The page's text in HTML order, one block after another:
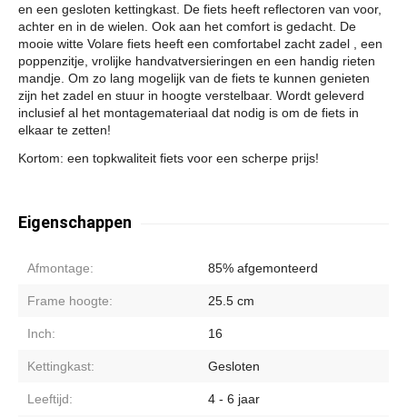
en een gesloten kettingkast. De fiets heeft reflectoren van voor,
achter en in de wielen. Ook aan het comfort is gedacht. De
mooie witte Volare fiets heeft een comfortabel zacht zadel , een
poppenzitje, vrolijke handvatversieringen en een handig rieten
mandje. Om zo lang mogelijk van de fiets te kunnen genieten
zijn het zadel en stuur in hoogte verstelbaar. Wordt geleverd
inclusief al het montagemateriaal dat nodig is om de fiets in
elkaar te zetten!
Kortom: een topkwaliteit fiets voor een scherpe prijs!
Eigenschappen
Afmontage: 85% afgemonteerd
Frame hoogte: 25.5 cm
Inch: 16
Kettingkast: Gesloten
Leeftijd: 4 - 6 jaar